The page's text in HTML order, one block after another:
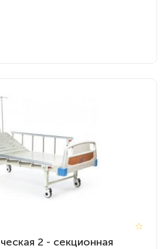
2 - секционная